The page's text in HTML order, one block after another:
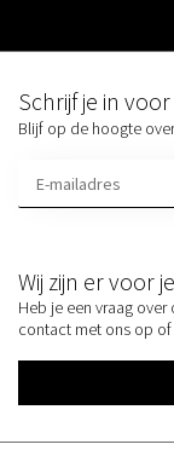
Wij zijn er voor je
Heb je een vraag
contact met ons op
Schrijf je in
Blijf op de hoogte